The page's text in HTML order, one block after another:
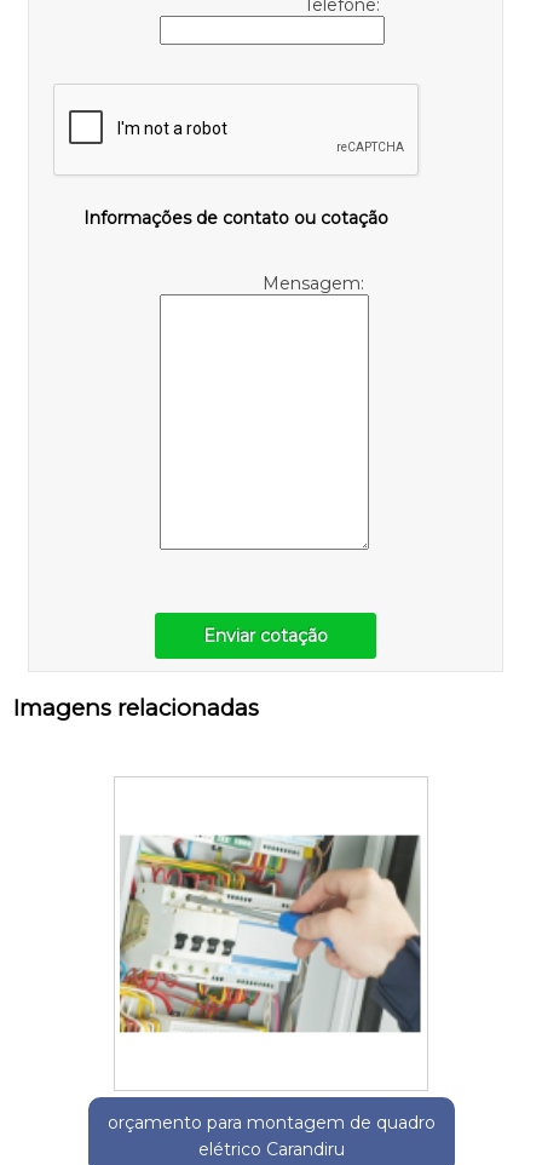
Telefone:
Informações de contato ou cotação
Mensagem:
Enviar cotação
Imagens relacionadas
orçamento para montagem de quadro
elétrico Carandiru